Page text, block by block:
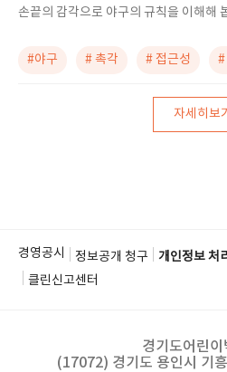
손끝의 감각으로 야구의 규칙을 이해해
#야구 # 촉각 # 접근성 #
자세히보기
경영공시 정보공개 청구 개인정보 처
클린신고센터
경기도어린이
(17072) 경기도 용인시 기